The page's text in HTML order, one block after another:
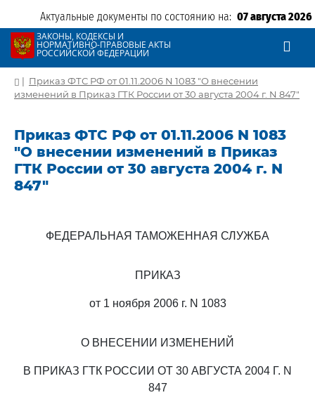
Актуальные документы по состоянию на: 07 августа 2026
ЗАКОНЫ, КОДЕКСЫ И
НОРМАТИВНО-ПРАВОВЫЕ АКТЫ
РОССИЙСКОЙ ФЕДЕРАЦИИ
| Приказ ФТС РФ от 01.11.2006 N 1083 "О внесении
изменений в Приказ ГТК России от 30 августа 2004 г. N 847"
Приказ ФТС РФ от 01.11.2006 N 1083
"О внесении изменений в Приказ
ГТК России от 30 августа 2004 г. N
847"
ФЕДЕРАЛЬНАЯ ТАМОЖЕННАЯ СЛУЖБА
ПРИКАЗ
от 1 ноября 2006 г. N 1083
О ВНЕСЕНИИ ИЗМЕНЕНИЙ
В ПРИКАЗ ГТК РОССИИ ОТ 30 АВГУСТА 2004 Г. N
847